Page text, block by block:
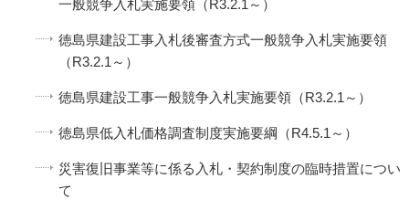
一般競争入札実施要領（R3.2.1～）
徳島県建設工事入札後審査方式一般競争入札実施要領
（R3.2.1～）
徳島県建設工事一般競争入札実施要領（R3.2.1～）
徳島県低入札価格調査制度実施要綱（R4.5.1～）
災害復旧事業等に係る入札・契約制度の臨時措置につい
て